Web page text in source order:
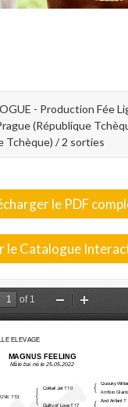
- Production Fée
(République
Tchèque) / 2 sorties
le PDF
le Catalogue